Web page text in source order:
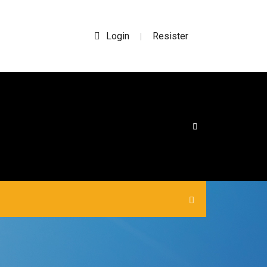
Login | Resister